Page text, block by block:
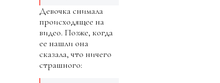
Девочка снимала
происходящее на
видео. Позже, когда
ее нашли она
сказала, что ничего
страшного: